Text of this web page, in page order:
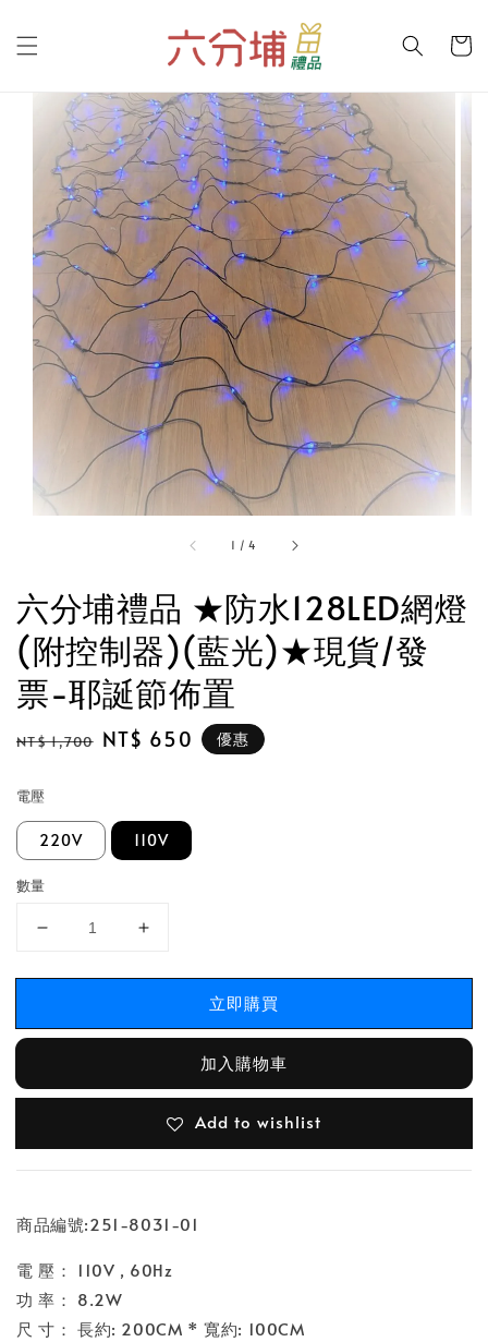
1 /4
六分埔禮品 ★防水128LED網燈
(附控制器)(藍光)★現貨/發
票-耶誕節佈置
Regular
NT$ 1,700 Sale
NT$ 650 優惠
電壓
220V 110V
數量
立即購買
加入購物車
Add to wishlist
商品編號:251-8031-01
電 壓： 110V , 60Hz
功 率： 8.2W
尺 寸： 長約: 200CM * 寬約: 100CM